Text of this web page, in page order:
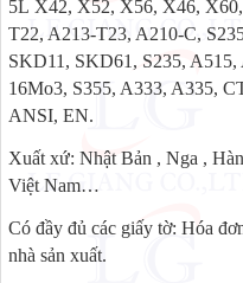
5L X42, X52, X56, X46,
T22, A213-T23, A210-C,
SKD11, SKD61, S235,
16Mo3, S355, A333, A335,
ANSI, EN.
Xuất xứ: Nhật Bản , Nga ,
Việt Nam…
Có đầy đủ các giấy tờ: Hóa
nhà sản xuất.